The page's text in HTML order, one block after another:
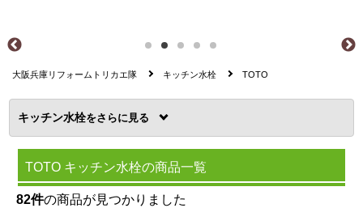
大阪兵庫リフォームトリカエ隊 キッチン水栓 TOTO
キッチン水栓を
TOTO キッチン水栓の商品一覧
82件の商品が見つかりました